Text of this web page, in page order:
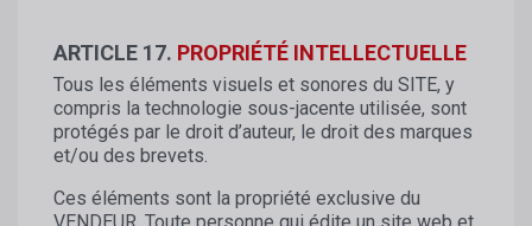
ARTICLE 17. PROPRIÉTÉ INTELLECTUELLE
Tous les éléments visuels et sonores du SITE, y
compris la technologie sous-jacente utilisée, sont
protégés par le droit d’auteur, le droit des marques
et/ou des brevets.
Ces éléments sont la propriété exclusive du